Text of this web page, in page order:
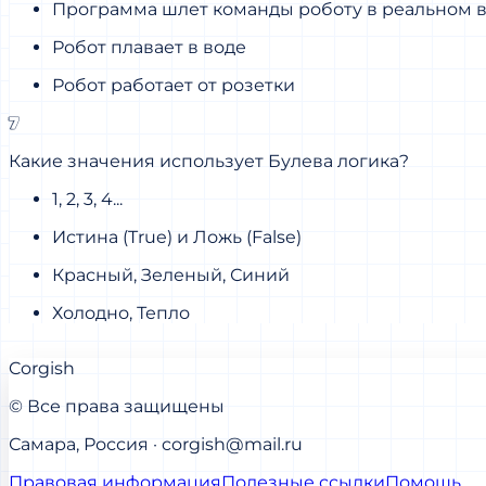
Программа шлет команды роботу в реальном
Робот плавает в воде
Робот работает от розетки
7
Какие значения использует Булева логика?
1, 2, 3, 4...
Истина (True) и Ложь (False)
Красный, Зеленый, Синий
Холодно, Тепло
Corgish
© Все права защищены
Самара, Россия · corgish@mail.ru
Правовая информацияПолезные ссылкиПомощь